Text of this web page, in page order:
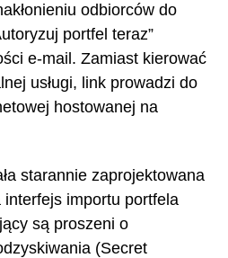
odbiorców do
portfel teraz”
e-mail. Zamiast kierować
usługi, link prowadzi do
hostowanej na
starannie zaprojektowana
interfejs importu portfela
są proszeni o
(Secret